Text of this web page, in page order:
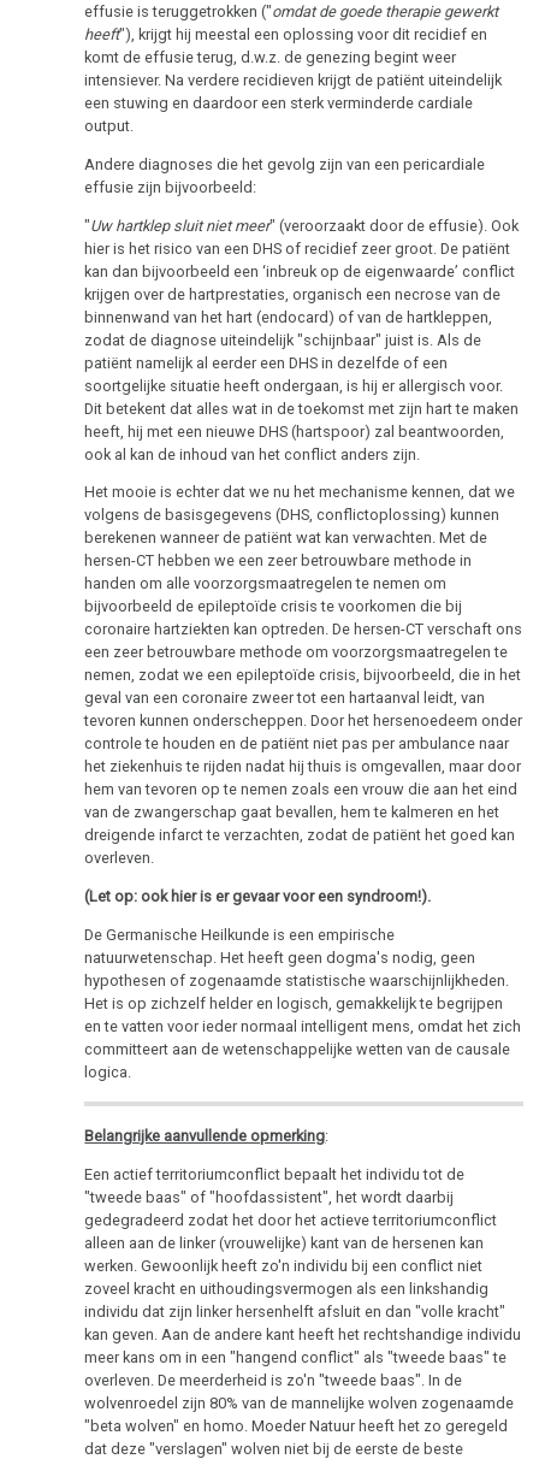
effusie is teruggetrokken ("omdat de goede therapie gewerkt
heeft"), krijgt hij meestal een oplossing voor dit recidief en
komt de effusie terug, d.w.z. de genezing begint weer
intensiever. Na verdere recidieven krijgt de patiënt uiteindelijk
een stuwing en daardoor een sterk verminderde cardiale
output.
Andere diagnoses die het gevolg zijn van een pericardiale
effusie zijn bijvoorbeeld:
"Uw hartklep sluit niet meer" (veroorzaakt door de effusie). Ook
hier is het risico van een DHS of recidief zeer groot. De patiënt
kan dan bijvoorbeeld een ‘inbreuk op de eigenwaarde’ conflict
krijgen over de hartprestaties, organisch een necrose van de
binnenwand van het hart (endocard) of van de hartkleppen,
zodat de diagnose uiteindelijk "schijnbaar" juist is. Als de
patiënt namelijk al eerder een DHS in dezelfde of een
soortgelijke situatie heeft ondergaan, is hij er allergisch voor.
Dit betekent dat alles wat in de toekomst met zijn hart te maken
heeft, hij met een nieuwe DHS (hartspoor) zal beantwoorden,
ook al kan de inhoud van het conflict anders zijn.
Het mooie is echter dat we nu het mechanisme kennen, dat we
volgens de basisgegevens (DHS, conflictoplossing) kunnen
berekenen wanneer de patiënt wat kan verwachten. Met de
hersen-CT hebben we een zeer betrouwbare methode in
handen om alle voorzorgsmaatregelen te nemen om
bijvoorbeeld de epileptoïde crisis te voorkomen die bij
coronaire hartziekten kan optreden. De hersen-CT verschaft ons
een zeer betrouwbare methode om voorzorgsmaatregelen te
nemen, zodat we een epileptoïde crisis, bijvoorbeeld, die in het
geval van een coronaire zweer tot een hartaanval leidt, van
tevoren kunnen onderscheppen. Door het hersenoedeem onder
controle te houden en de patiënt niet pas per ambulance naar
het ziekenhuis te rijden nadat hij thuis is omgevallen, maar door
hem van tevoren op te nemen zoals een vrouw die aan het eind
van de zwangerschap gaat bevallen, hem te kalmeren en het
dreigende infarct te verzachten, zodat de patiënt het goed kan
overleven.
(Let op: ook hier is er gevaar voor een syndroom!).
De Germanische Heilkunde is een empirische
natuurwetenschap. Het heeft geen dogma's nodig, geen
hypothesen of zogenaamde statistische waarschijnlijkheden.
Het is op zichzelf helder en logisch, gemakkelijk te begrijpen
en te vatten voor ieder normaal intelligent mens, omdat het zich
committeert aan de wetenschappelijke wetten van de causale
logica.
Belangrijke aanvullende opmerking:
Een actief territoriumconflict bepaalt het individu tot de
"tweede baas" of "hoofdassistent", het wordt daarbij
gedegradeerd zodat het door het actieve territoriumconflict
alleen aan de linker (vrouwelijke) kant van de hersenen kan
werken. Gewoonlijk heeft zo'n individu bij een conflict niet
zoveel kracht en uithoudingsvermogen als een linkshandig
individu dat zijn linker hersenhelft afsluit en dan "volle kracht"
kan geven. Aan de andere kant heeft het rechtshandige individu
meer kans om in een "hangend conflict" als "tweede baas" te
overleven. De meerderheid is zo'n "tweede baas". In de
wolvenroedel zijn 80% van de mannelijke wolven zogenaamde
"beta wolven" en homo. Moeder Natuur heeft het zo geregeld
dat deze "verslagen" wolven niet bij de eerste de beste